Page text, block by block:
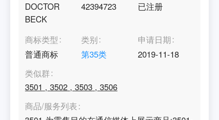
DOCTOR
BECK
42394723
已注册
商标类型
普通商标
类别
第35类
申请日期
2019-11-18
类似群
3501 ,3502 ,3503 ,3506
商品/服务列表